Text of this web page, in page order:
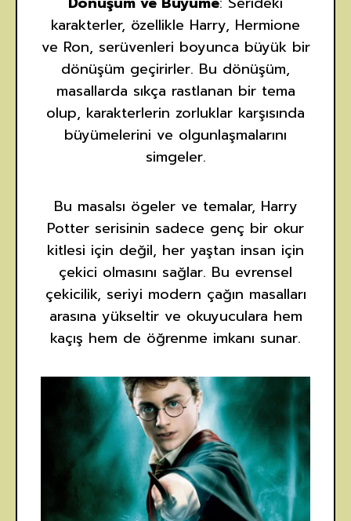
karakterler, özellikle Harry, Hermione
ve Ron, serüvenleri boyunca büyük bir
dönüşüm geçirirler. Bu dönüşüm,
masallarda sıkça rastlanan bir tema
olup, karakterlerin zorluklar karşısında
büyümelerini ve olgunlaşmalarını
simgeler.
Bu masalsı ögeler ve temalar, Harry
Potter serisinin sadece genç bir okur
kitlesi için değil, her yaştan insan için
çekici olmasını sağlar. Bu evrensel
çekicilik, seriyi modern çağın masalları
arasına yükseltir ve okuyuculara hem
kaçış hem de öğrenme imkanı sunar.